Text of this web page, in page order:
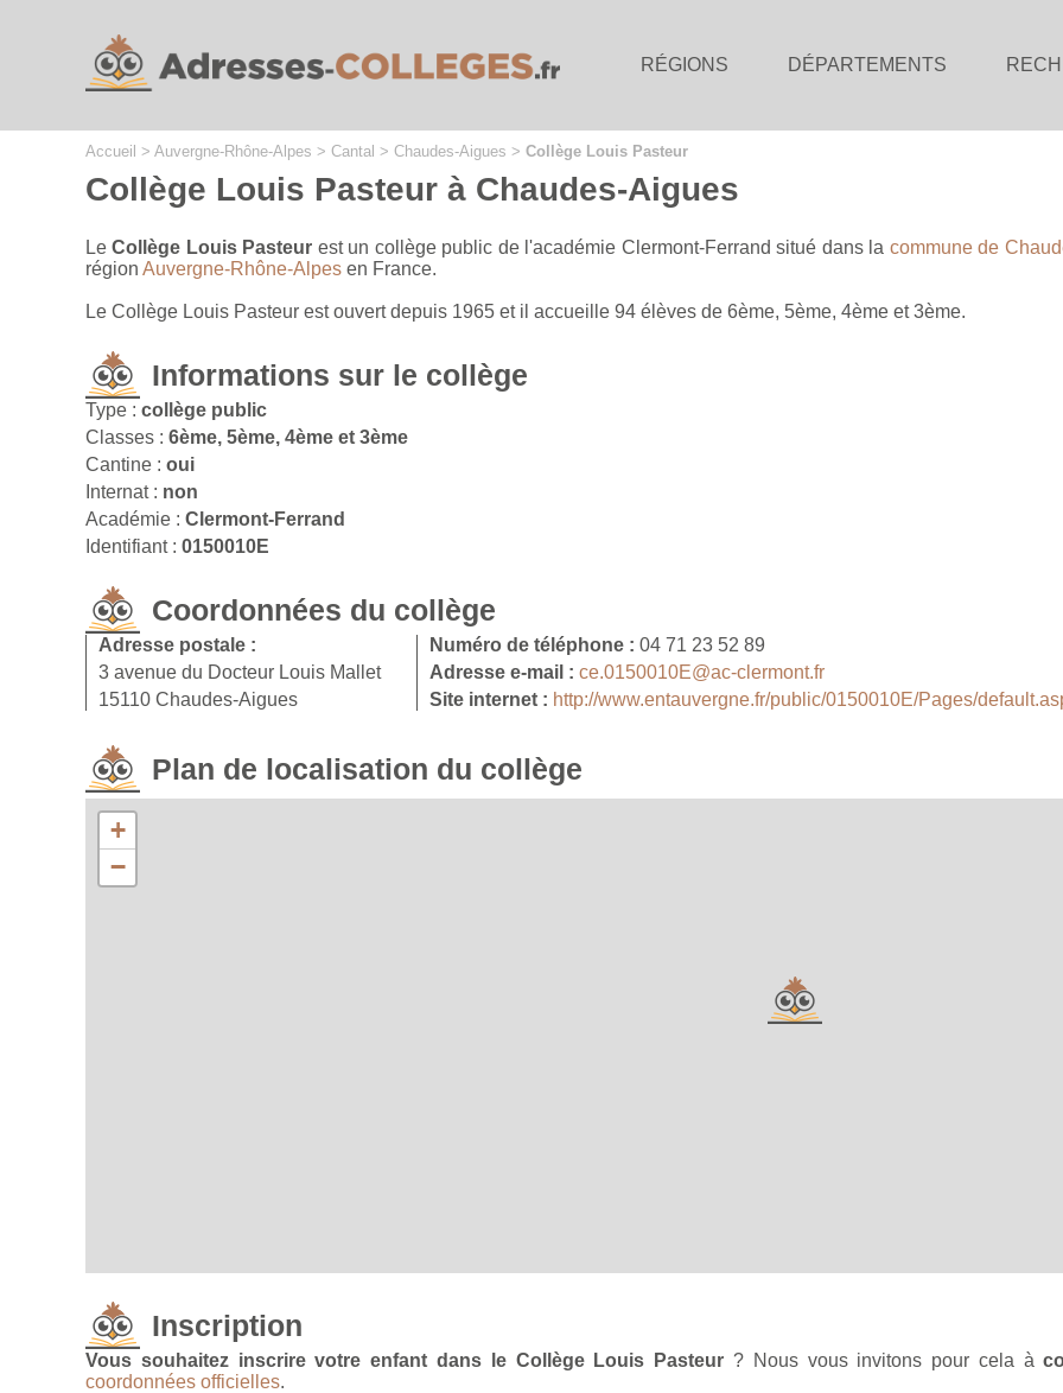
RÉGIONS DÉPARTEMENTS
Accueil > Auvergne-Rhône-Alpes > Cantal > Chaudes-Aigues > Collège Louis Pasteur
Collège Louis Pasteur à Chaudes-Aigues
LeCollège Louis Pasteur est un collège public de l'académie Clermont-Ferrand situé dans la commune de
région Auvergne-Rhône-Alpes en France.
Le Collège Louis Pasteur est ouvert depuis 1965 et il accueille 94 élèves de 6ème, 5ème, 4ème et 3ème.
Informations sur le collège
Type : collège public
Classes : 6ème, 5ème, 4ème et 3ème
Cantine : oui
Internat : non
Académie : Clermont-Ferrand
Identifiant : 0150010E
Coordonnées du collège
Adresse postale :
3 avenue du Docteur Louis Mallet
15110 Chaudes-Aigues
Numéro de téléphone : 04 71 23 52 89
Adresse e-mail : ce.0150010E@ac-clermont.fr
Site internet : http://www.entauvergne.fr/public/0150010E/Pages/
Plan de localisation du collège
+
−
Inscription
Vous souhaitez inscrire votre enfant dans le Collège Louis Pasteur ? Nous vous invitons pour cela à
coordonnées officielles.